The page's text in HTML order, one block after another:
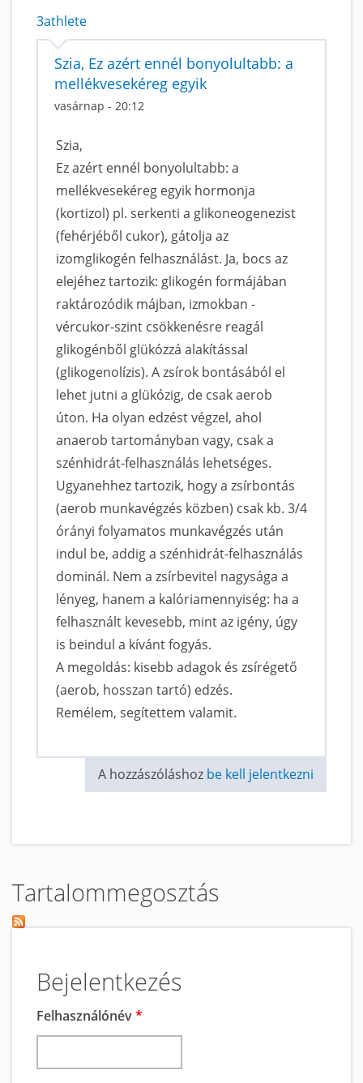
3athlete
Szia, Ez azért ennél bonyolultabb: a
mellékvesekéreg egyik
vasárnap - 20:12
Szia,
Ez azért ennél bonyolultabb: a
mellékvesekéreg egyik hormonja
(kortizol) pl. serkenti a glikoneogenezist
(fehérjéből cukor), gátolja az
izomglikogén felhasználást. Ja, bocs az
elejéhez tartozik: glikogén formájában
raktározódik májban, izmokban -
vércukor-szint csökkenésre reagál
glikogénből glükózzá alakítással
(glikogenolízis). A zsírok bontásából el
lehet jutni a glükózig, de csak aerob
úton. Ha olyan edzést végzel, ahol
anaerob tartományban vagy, csak a
szénhidrát-felhasználás lehetséges.
Ugyanehhez tartozik, hogy a zsírbontás
(aerob munkavégzés közben) csak kb. 3/4
órányi folyamatos munkavégzés után
indul be, addig a szénhidrát-felhasználás
dominál. Nem a zsírbevitel nagysága a
lényeg, hanem a kalóriamennyiség: ha a
felhasznált kevesebb, mint az igény, úgy
is beindul a kívánt fogyás.
A megoldás: kisebb adagok és zsírégető
(aerob, hosszan tartó) edzés.
Remélem, segítettem valamit.
A hozzászóláshoz be kell jelentkezni
Tartalommegosztás
Bejelentkezés
Felhasználónév*